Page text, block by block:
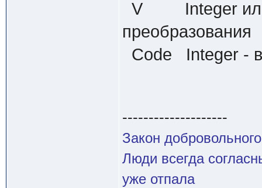
V Integer или
преобразования
Code Integer -
--------------------
Закон
Люди всегда
уже отпала